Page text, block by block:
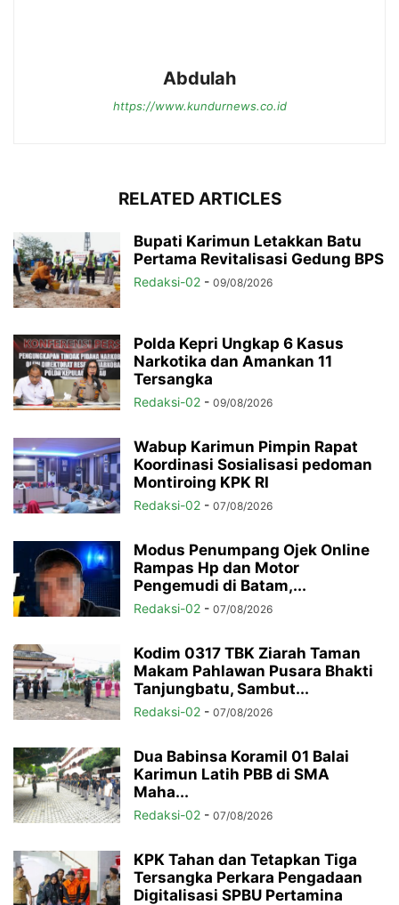
Abdulah
https://www.kundurnews.co.id
RELATED ARTICLES
Bupati Karimun Letakkan Batu
Pertama Revitalisasi Gedung BPS
Redaksi-02 - 09/08/2026
Polda Kepri Ungkap 6 Kasus
Narkotika dan Amankan 11
Tersangka
Redaksi-02 - 09/08/2026
Wabup Karimun Pimpin Rapat
Koordinasi Sosialisasi pedoman
Montiroing KPK RI
Redaksi-02 - 07/08/2026
Modus Penumpang Ojek Online
Rampas Hp dan Motor
Pengemudi di Batam,...
Redaksi-02 - 07/08/2026
Kodim 0317 TBK Ziarah Taman
Makam Pahlawan Pusara Bhakti
Tanjungbatu, Sambut...
Redaksi-02 - 07/08/2026
Dua Babinsa Koramil 01 Balai
Karimun Latih PBB di SMA
Maha...
Redaksi-02 - 07/08/2026
KPK Tahan dan Tetapkan Tiga
Tersangka Perkara Pengadaan
Digitalisasi SPBU Pertamina